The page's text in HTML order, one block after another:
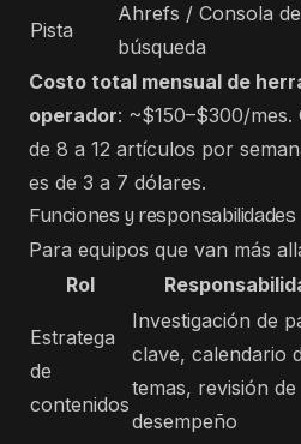
Pista
Ahrefs / Consola de
búsqueda
Costo total mensual de
operador: ~$150–$300/
de 8 a 12 artículos por
es de 3 a 7 dólares.
Funciones y responsabilidades
Para equipos que van más
Rol
Estratega
de
contenidos
Investigación de
clave, calendario
temas, revisión de
desempeño